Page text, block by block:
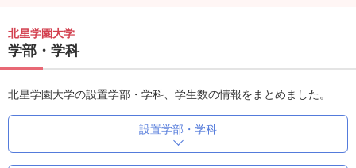
北星学園大学
学部・学科
北星学園大学の設置学部・学科、学生数の情報をまとめました。
設置学部・学科